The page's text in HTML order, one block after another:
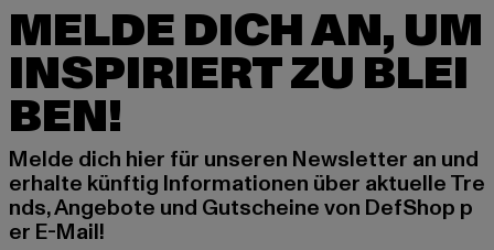
MELDE DICH AN, UM
INSPIRIERT ZU BLEI
BEN!
Melde dich hier für unseren Newsletter an und
erhalte künftig Informationen über aktuelle Tre
nds, Angebote und Gutscheine von DefShop p
er E-Mail!